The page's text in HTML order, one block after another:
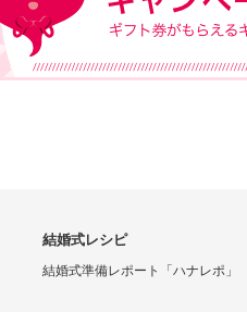
結婚式レシピ
結婚式準備レポート「ハナレポ」